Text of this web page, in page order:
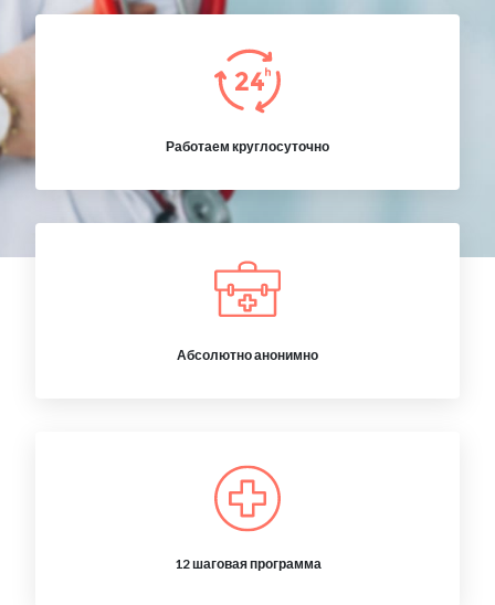
Работаем круглосуточно
Абсолютно анонимно
12 шаговая программа